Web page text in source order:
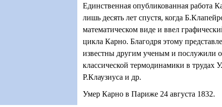
Единственная опубликованная работа
лишь десять лет спустя, когда
математическом виде и ввел
цикла Карно. Благодря этому
известны другим ученым и послужили
классической термодинамики в трудах
Р.Клаузиуса и др.
Умер Карно в Париже 24 августа 1832.